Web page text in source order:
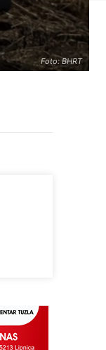
Foto: BHRT